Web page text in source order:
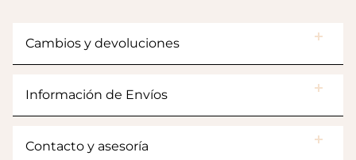
Cambios y devoluciones
Información de Envíos
Contacto y asesoría